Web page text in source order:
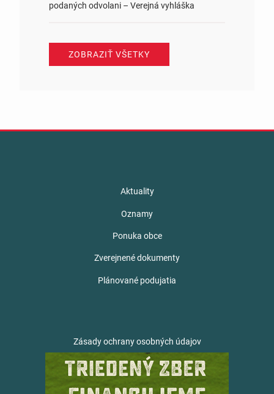
podaných odvolani – Verejná vyhláška
ZOBRAZIŤ VŠETKY
Aktuality
Oznamy
Ponuka obce
Zverejnené dokumenty
Plánované podujatia
Zásady ochrany osobných údajov